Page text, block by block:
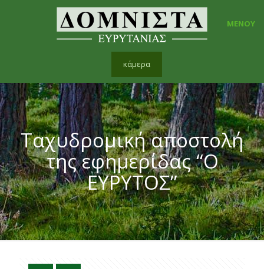
ΜΕΝΟΥ
κάμερα
Ταχυδρομική αποστολή
της εφημερίδας “Ο
ΕΥΡΥΤΟΣ”